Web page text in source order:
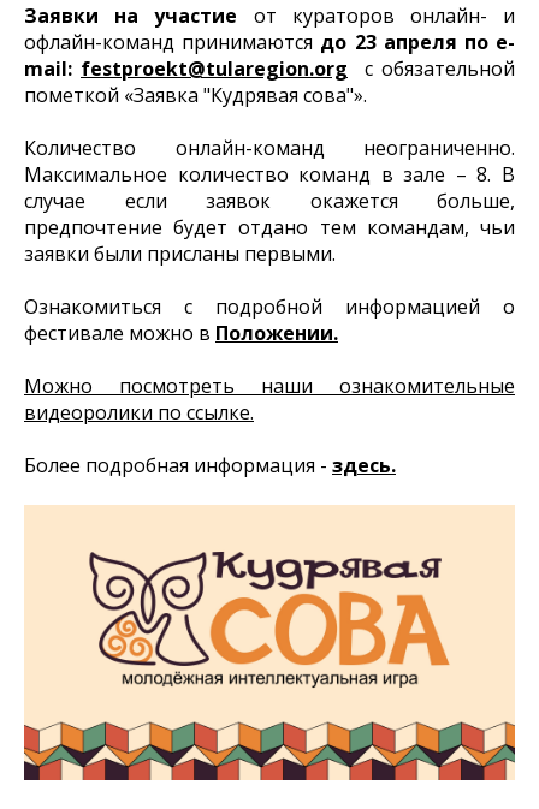
Заявки на участие от кураторов онлайн- и
офлайн-команд принимаются до 23 апреля по e-
mail: festproekt@tularegion.org
с обязательной
пометкой «Заявка "Кудрявая сова"».
Количество онлайн-команд неограниченно.
Максимальное количество команд в зале – 8. В
случае если заявок окажется больше,
предпочтение будет отдано тем командам, чьи
заявки были присланы первыми.
Ознакомиться с подробной информацией о
фестивале можно в Положении.
Можно посмотреть наши ознакомительные
видеоролики по ссылке.
Более подробная информация - здесь.